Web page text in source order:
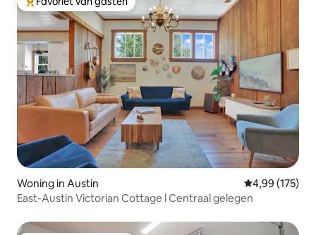
Topfavoriet van gasten
Woning in Austin Gemiddelde
4,99 (175)
East-Austin Victorian Cottage l Centraal gelegen